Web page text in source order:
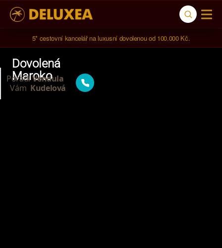
5* cestovní kancelář na luxusní dovolenou od 100.000 Kč.
Dovolená
Maroko
Poradí
Vám
Vendula
Kudelová